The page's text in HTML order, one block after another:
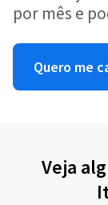
por mês e
Quero me
Veja